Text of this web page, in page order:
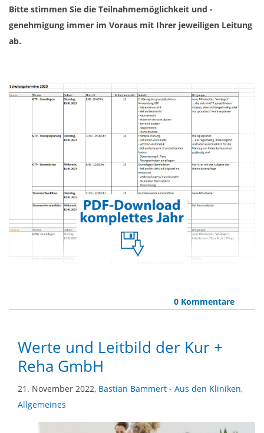
Bitte stimmen Sie die Teilnahmemöglichkeit und -
genehmigung immer im Voraus mit Ihrer jeweiligen Leitung
ab.
0 Kommentare
Werte und Leitbild der Kur +
Reha GmbH
21. November 2022, Bastian Bammert - Aus den Kliniken,
Allgemeines